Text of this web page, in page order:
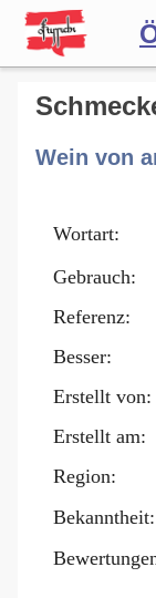
Forum
Blog
Wein von
Wortart:
Gebrauch:
Referenz:
Besser:
Erstellt von:
Erstellt am:
Region:
Bekanntheit: